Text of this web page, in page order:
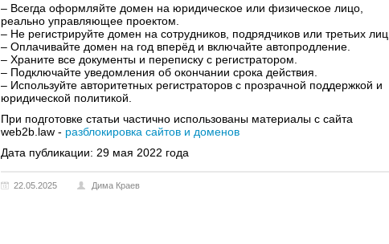
– Всегда оформляйте домен на юридическое или физическое лицо,
реально управляющее проектом.
– Не регистрируйте домен на сотрудников, подрядчиков или третьих
– Оплачивайте домен на год вперёд и включайте автопродление.
– Храните все документы и переписку с регистратором.
– Подключайте уведомления об окончании срока действия.
– Используйте авторитетных регистраторов с прозрачной поддержкой и
юридической политикой.
При подготовке статьи частично использованы материалы с сайта
web2b.law - разблокировка сайтов и доменов
Дата публикации: 29 мая 2022 года
22.05.2025 Дима Краев